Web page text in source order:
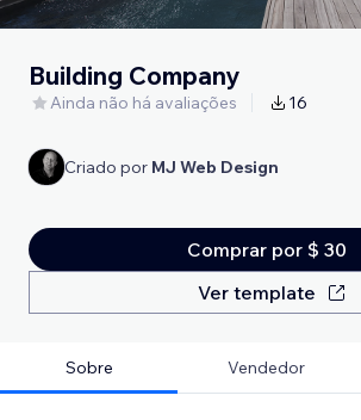
Building Company
Ainda não há avaliações 16
Criado por MJ Web Design
Comprar por $ 30
Ver template
Sobre Vendedor